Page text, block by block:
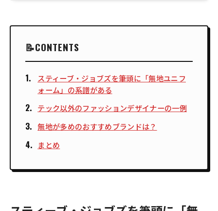
CONTENTS
スティーブ・ジョブズを筆頭に「無地ユニフ
ォーム」の系譜がある
テック以外のファッションデザイナーの一例
無地が多めのおすすめブランドは？
まとめ